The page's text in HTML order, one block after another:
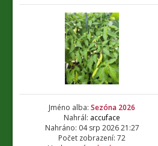
Jméno alba: Sezóna 2026
Nahrál: accuface
Nahráno: 04 srp 2026 21:27
Počet zobrazení: 72